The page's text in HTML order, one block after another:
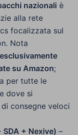
nazionali è
alla rete
focalizzata sul
Nota
su Amazon;
per tutte le
dove si
consegne veloci
+ Nexive) –